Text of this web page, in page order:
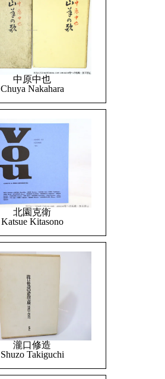
中原中也
Chuya Nakahara
北園克衛
Katsue Kitasono
瀧口修造
Shuzo Takiguchi